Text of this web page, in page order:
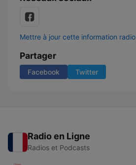
Mettre à jour cette information radio
Partager
Facebook Twitter
Radio en Ligne
Radios et Podcasts